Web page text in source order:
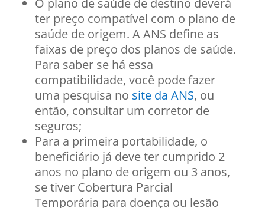
O plano de saúde de destino deverá
ter preço compatível com o plano de
saúde de origem. A ANS define as
faixas de preço dos planos de saúde.
Para saber se há essa
compatibilidade, você pode fazer
uma pesquisa no site da ANS, ou
então, consultar um corretor de
seguros;
Para a primeira portabilidade, o
beneficiário já deve ter cumprido 2
anos no plano de origem ou 3 anos,
se tiver Cobertura Parcial
Temporária para doença ou lesão